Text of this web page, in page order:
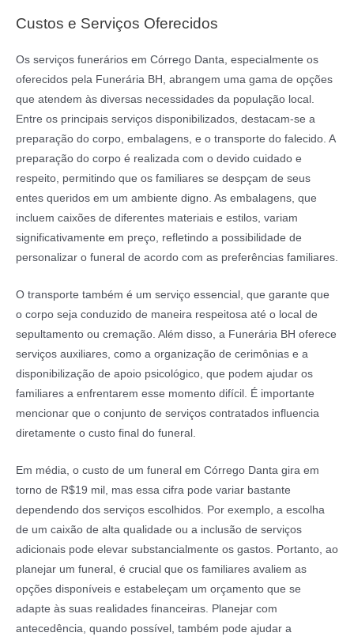
Custos e Serviços Oferecidos
Os serviços funerários em Córrego Danta, especialmente os
oferecidos pela Funerária BH, abrangem uma gama de opções
que atendem às diversas necessidades da população local.
Entre os principais serviços disponibilizados, destacam-se a
preparação do corpo, embalagens, e o transporte do falecido. A
preparação do corpo é realizada com o devido cuidado e
respeito, permitindo que os familiares se despçam de seus
entes queridos em um ambiente digno. As embalagens, que
incluem caixões de diferentes materiais e estilos, variam
significativamente em preço, refletindo a possibilidade de
personalizar o funeral de acordo com as preferências familiares.
O transporte também é um serviço essencial, que garante que
o corpo seja conduzido de maneira respeitosa até o local de
sepultamento ou cremação. Além disso, a Funerária BH oferece
serviços auxiliares, como a organização de cerimônias e a
disponibilização de apoio psicológico, que podem ajudar os
familiares a enfrentarem esse momento difícil. É importante
mencionar que o conjunto de serviços contratados influencia
diretamente o custo final do funeral.
Em média, o custo de um funeral em Córrego Danta gira em
torno de R$19 mil, mas essa cifra pode variar bastante
dependendo dos serviços escolhidos. Por exemplo, a escolha
de um caixão de alta qualidade ou a inclusão de serviços
adicionais pode elevar substancialmente os gastos. Portanto, ao
planejar um funeral, é crucial que os familiares avaliem as
opções disponíveis e estabeleçam um orçamento que se
adapte às suas realidades financeiras. Planejar com
antecedência, quando possível, também pode ajudar a